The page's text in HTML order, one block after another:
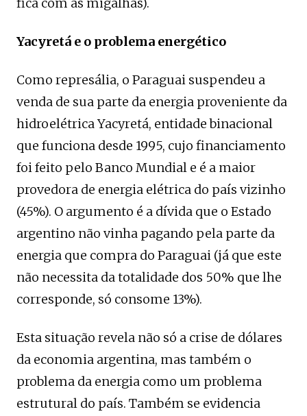
Yacyretá e o problema energético
Como represália, o Paraguai suspendeu a
venda de sua parte da energia proveniente da
hidroelétrica Yacyretá, entidade binacional
que funciona desde 1995, cujo financiamento
foi feito pelo Banco Mundial e é a maior
provedora de energia elétrica do país vizinho
(45%). O argumento é a dívida que o Estado
argentino não vinha pagando pela parte da
energia que compra do Paraguai (já que este
não necessita da totalidade dos 50% que lhe
corresponde, só consome 13%).
Esta situação revela não só a crise de dólares
da economia argentina, mas também o
problema da energia como um problema
estrutural do país. Também se evidencia